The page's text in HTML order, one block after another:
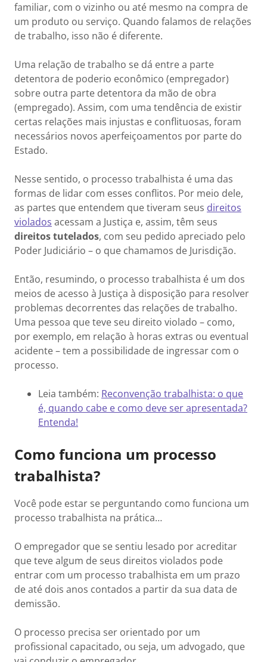
familiar, com o vizinho ou até mesmo na compra de
um produto ou serviço. Quando falamos de relações
de trabalho, isso não é diferente.
Uma relação de trabalho se dá entre a parte
detentora de poderio econômico (empregador)
sobre outra parte detentora da mão de obra
(empregado). Assim, com uma tendência de existir
certas relações mais injustas e conflituosas, foram
necessários novos aperfeiçoamentos por parte do
Estado.
Nesse sentido, o processo trabalhista é uma das
formas de lidar com esses conflitos. Por meio dele,
as partes que entendem que tiveram seus direitos
violados acessam a Justiça e, assim, têm seus
direitos tutelados, com seu pedido apreciado pelo
Poder Judiciário – o que chamamos de Jurisdição.
Então, resumindo, o processo trabalhista é um dos
meios de acesso à Justiça à disposição para resolver
problemas decorrentes das relações de trabalho.
Uma pessoa que teve seu direito violado – como,
por exemplo, em relação à horas extras ou eventual
acidente – tem a possibilidade de ingressar com o
processo.
Leia também: Reconvenção trabalhista: o que
é, quando cabe e como deve ser apresentada?
Entenda!
Como funciona um processo
trabalhista?
Você pode estar se perguntando como funciona um
processo trabalhista na prática…
O empregador que se sentiu lesado por acreditar
que teve algum de seus direitos violados pode
entrar com um processo trabalhista em um prazo
de até dois anos contados a partir da sua data de
demissão.
O processo precisa ser orientado por um
profissional capacitado, ou seja, um advogado, que